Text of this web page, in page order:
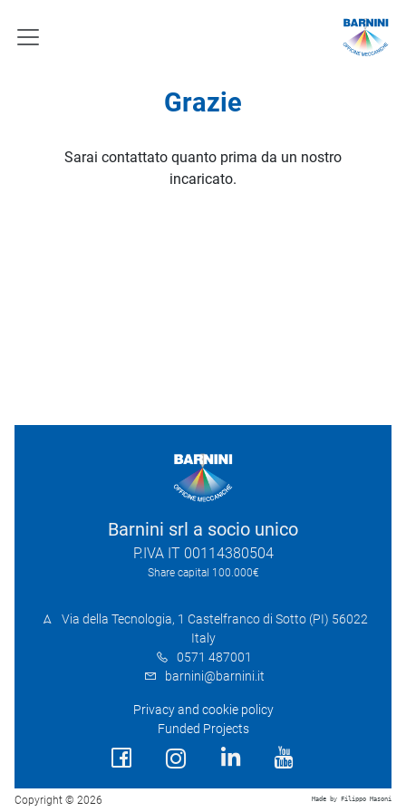
Grazie
Sarai contattato quanto prima da un nostro
incaricato.
Barnini srl a socio unico
P.IVA IT 00114380504
Share capital 100.000€
Via della Tecnologia, 1 Castelfranco di Sotto (PI) 56022
Italy
0571 487001
barnini@barnini.it
Privacy and cookie policy
Funded Projects
Copyright © 2026 Made by Filippo Masoni